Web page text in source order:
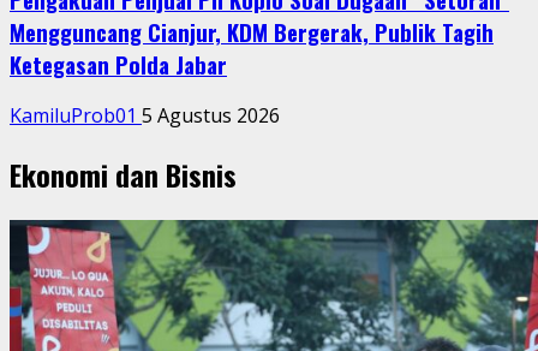
Mengguncang Cianjur, KDM Bergerak, Publik Tagih
Ketegasan Polda Jabar
KamiluProb01 5 Agustus 2026
Ekonomi dan Bisnis